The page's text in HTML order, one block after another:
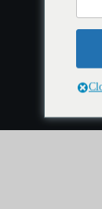
Kotiin